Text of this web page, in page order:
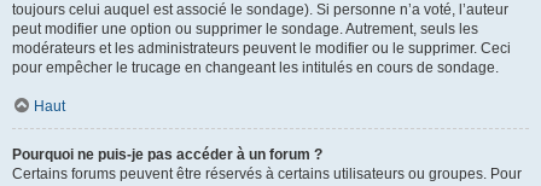
toujours celui auquel est associé le sondage). Si personne n’a voté, l’auteur
peut modifier une option ou supprimer le sondage. Autrement, seuls les
modérateurs et les administrateurs peuvent le modifier ou le supprimer. Ceci
pour empêcher le trucage en changeant les intitulés en cours de sondage.
Haut
Pourquoi ne puis-je pas accéder à un forum ?
Certains forums peuvent être réservés à certains utilisateurs ou groupes. Pour